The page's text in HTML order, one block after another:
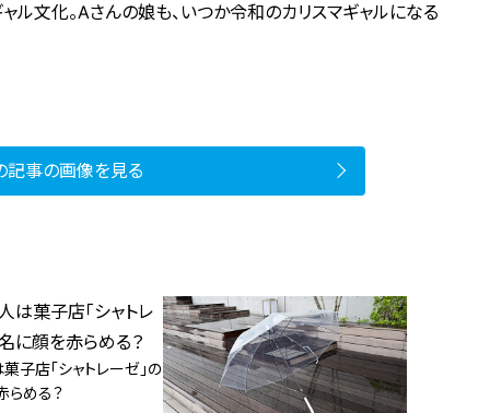
文化。Aさんの娘も、いつか令和のカリスマギャルになる
記事の画像を見る
子店「シャトレーゼ」の
らめる？